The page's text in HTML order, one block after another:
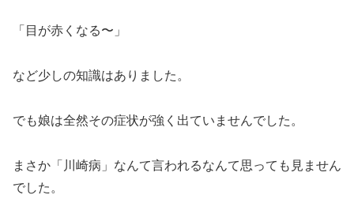
「目が赤くなる〜」
など少しの知識はありました。
でも娘は全然その症状が強く出ていませんでした。
まさか「川崎病」なんて言われるなんて思っても見ません
でした。